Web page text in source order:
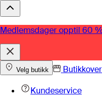
Medlemsdager opptil 60
Velg butikk
Kundeservice